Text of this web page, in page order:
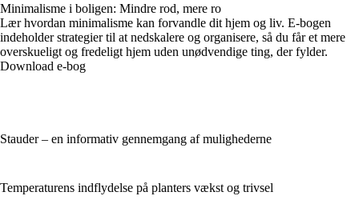
Minimalisme i boligen: Mindre rod, mere ro
Lær hvordan minimalisme kan forvandle dit hjem og liv. E-bogen
indeholder strategier til at nedskalere og organisere, så du får et mere
overskueligt og fredeligt hjem uden unødvendige ting, der fylder.
Download e-bog
Stauder – en informativ gennemgang af mulighederne
Temperaturens indflydelse på planters vækst og trivsel